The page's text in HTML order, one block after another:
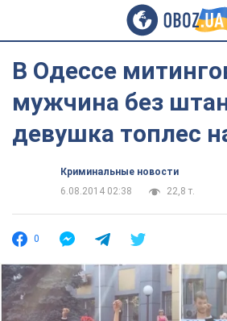
В Одессе
мужчина без
девушка топлес
Криминальные новости
6.08.2014 02:38
22,8 т.
0